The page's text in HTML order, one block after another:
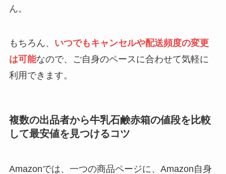
ん。
もちろん、 いつでもキャンセルや配送頻度の変更
は可能なので、ご自身のペースに合わせて気軽に
利用できます。
複数の出品者から牛乳石鹸赤箱の値段を比較
して最安値を見つけるコツ
Amazonでは、一つの商品ページに、Amazon自身